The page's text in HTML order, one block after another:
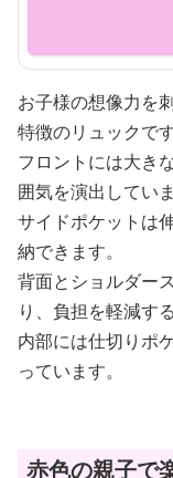
お子様の想像力を
特徴のリュックです
フロントには大き
囲気を演出していま
サイドポケットは
納できます。
背面とショルダー
り、負担を軽減す
内部には仕切りポ
っています。
赤色の親子で